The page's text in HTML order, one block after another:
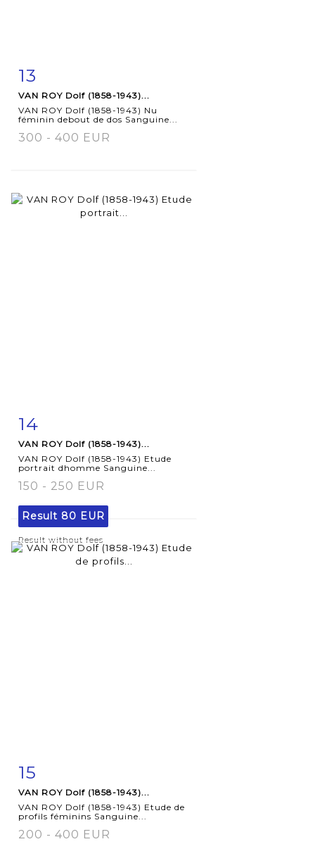
Item detail
13
VAN ROY Dolf (1858-1943)...
VAN ROY Dolf (1858-1943) Nu
féminin debout de dos Sanguine...
300 - 400 EUR
Item detail
14
VAN ROY Dolf (1858-1943)...
VAN ROY Dolf (1858-1943) Etude
portrait dhomme Sanguine...
150 - 250 EUR
Result 80 EUR
Result without fees
Item detail
15
VAN ROY Dolf (1858-1943)...
VAN ROY Dolf (1858-1943) Etude de
profils féminins Sanguine...
200 - 400 EUR